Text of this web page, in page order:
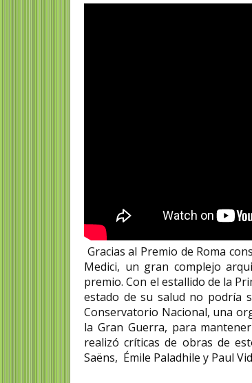
Gracias al Premio de Roma
Medici, un gran complejo
premio. Con el estallido de la
estado de su salud no podría
Conservatorio Nacional, una
la Gran Guerra, para
realizó críticas de obras de
Saëns, Émile Paladhile y Paul